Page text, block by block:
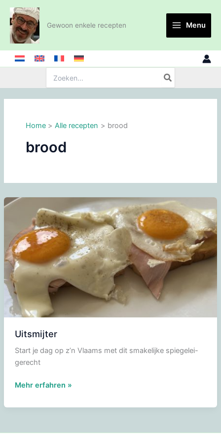
naar
inhoud
Gewoon enkele recepten Menu
Home Alle recepten brood
brood
Uitsmijter
Start je dag op z’n Vlaams met dit smakelijke spiegelei-
gerecht
Uitsmijter
Mehr erfahren »